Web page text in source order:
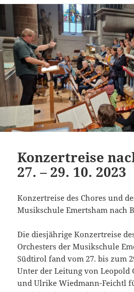
Konzertreise
27. – 29. 10. 2023
Konzertreise des Chores und
Musikschule Emertsham nach
Die diesjährige Konzertreise
Orchesters der Musikschule
Südtirol fand vom 27. bis zum
Unter der Leitung von Leopold
und Ulrike Wiedmann-Feichtl